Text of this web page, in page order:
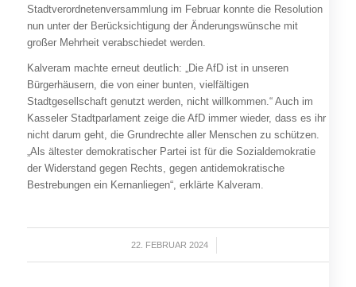
Stadtverordnetenversammlung im Februar konnte die Resolution
nun unter der Berücksichtigung der Änderungswünsche mit
großer Mehrheit verabschiedet werden.
Kalveram machte erneut deutlich: „Die AfD ist in unseren
Bürgerhäusern, die von einer bunten, vielfältigen
Stadtgesellschaft genutzt werden, nicht willkommen.“ Auch im
Kasseler Stadtparlament zeige die AfD immer wieder, dass es ihr
nicht darum geht, die Grundrechte aller Menschen zu schützen.
„Als ältester demokratischer Partei ist für die Sozialdemokratie
der Widerstand gegen Rechts, gegen antidemokratische
Bestrebungen ein Kernanliegen“, erklärte Kalveram.
22. FEBRUAR 2024
/